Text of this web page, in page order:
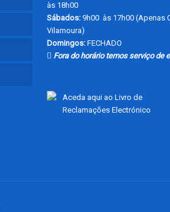
às 18h00
Sábados: 9h00 às 17h00 (Apenas
Vilamoura)
Domingos: FECHADO
Fora do horário temos serviço de
Aceda aqui ao Livro de
Reclamações Electrónico